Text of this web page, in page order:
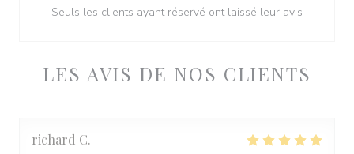
LES AVIS DE NOS CLIENTS
richard C
Seuls les clients ayant réservé ont laissé leur avis